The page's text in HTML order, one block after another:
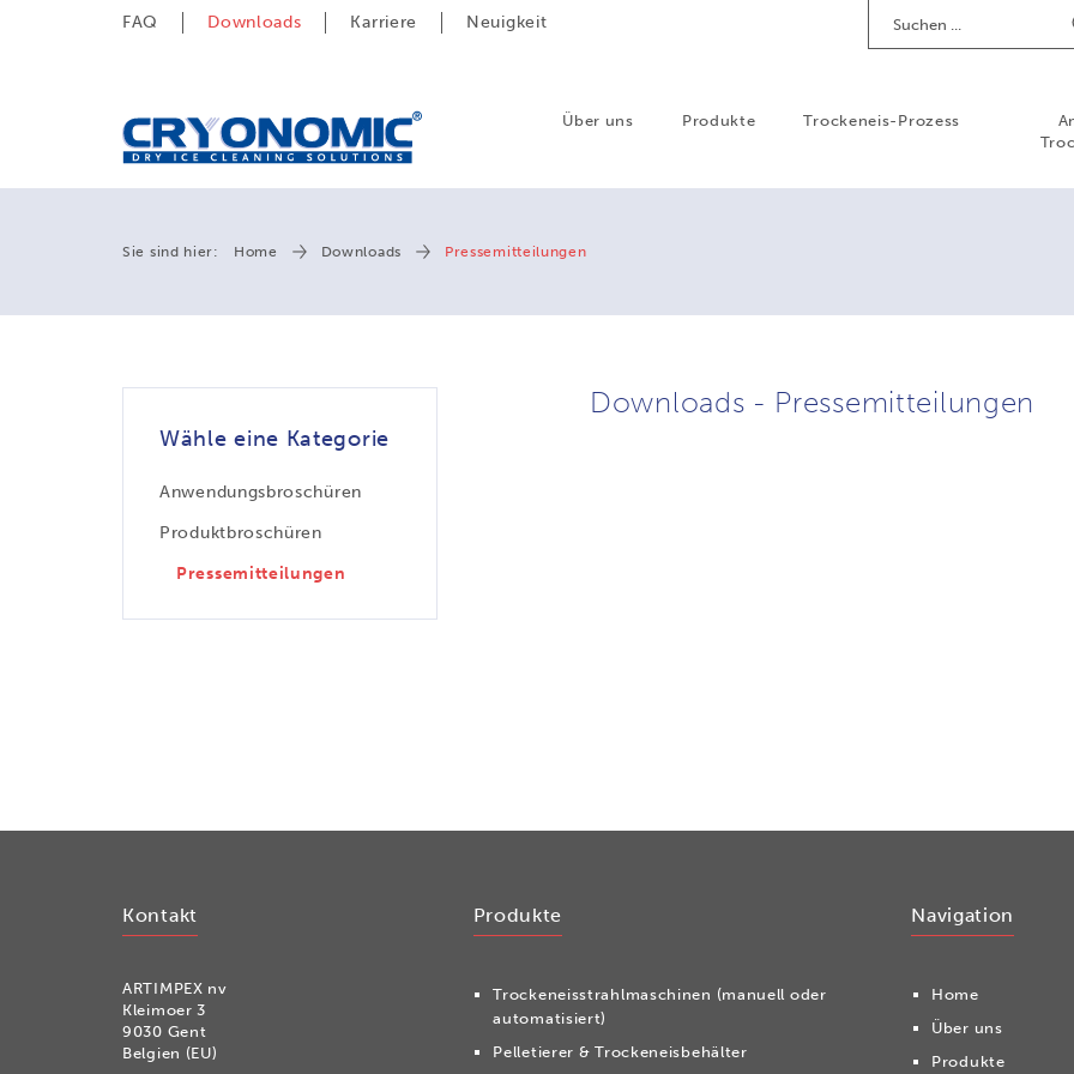
FAQ Downloads Karriere Neuigkeit
Über uns Produkte Trockeneis-Prozess
Sie sind hier: Home Downloads Pressemitteilungen
Downloads - Pressemitteilungen
Wähle eine Kategorie
Anwendungsbroschüren
Produktbroschüren
Pressemitteilungen
Kontakt
ARTIMPEX nv
Kleimoer 3
9030 Gent
Belgien (EU)
Produkte
Tro­cken­eis­strahl­ma­schi­nen (manuell oder
automatisiert)
Pelletierer & Trockeneisbehälter
Navigation
Home
Über uns
Produkte